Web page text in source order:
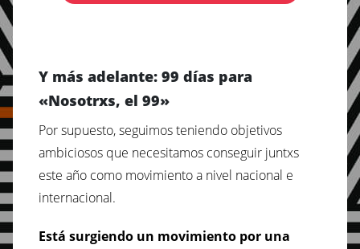
Y más adelante: 99 días para
«Nosotrxs, el 99»
Por supuesto, seguimos teniendo objetivos
ambiciosos que necesitamos conseguir juntxs
este año como movimiento a nivel nacional e
internacional.
Está surgiendo un movimiento por una